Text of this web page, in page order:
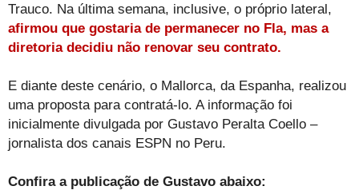
Trauco. Na última semana, inclusive, o próprio lateral,
afirmou que gostaria de permanecer no Fla, mas a
diretoria decidiu não renovar seu contrato.
E diante deste cenário, o Mallorca, da Espanha, realizou
uma proposta para contratá-lo. A informação foi
inicialmente divulgada por Gustavo Peralta Coello –
jornalista dos canais ESPN no Peru.
Confira a publicação de Gustavo abaixo: